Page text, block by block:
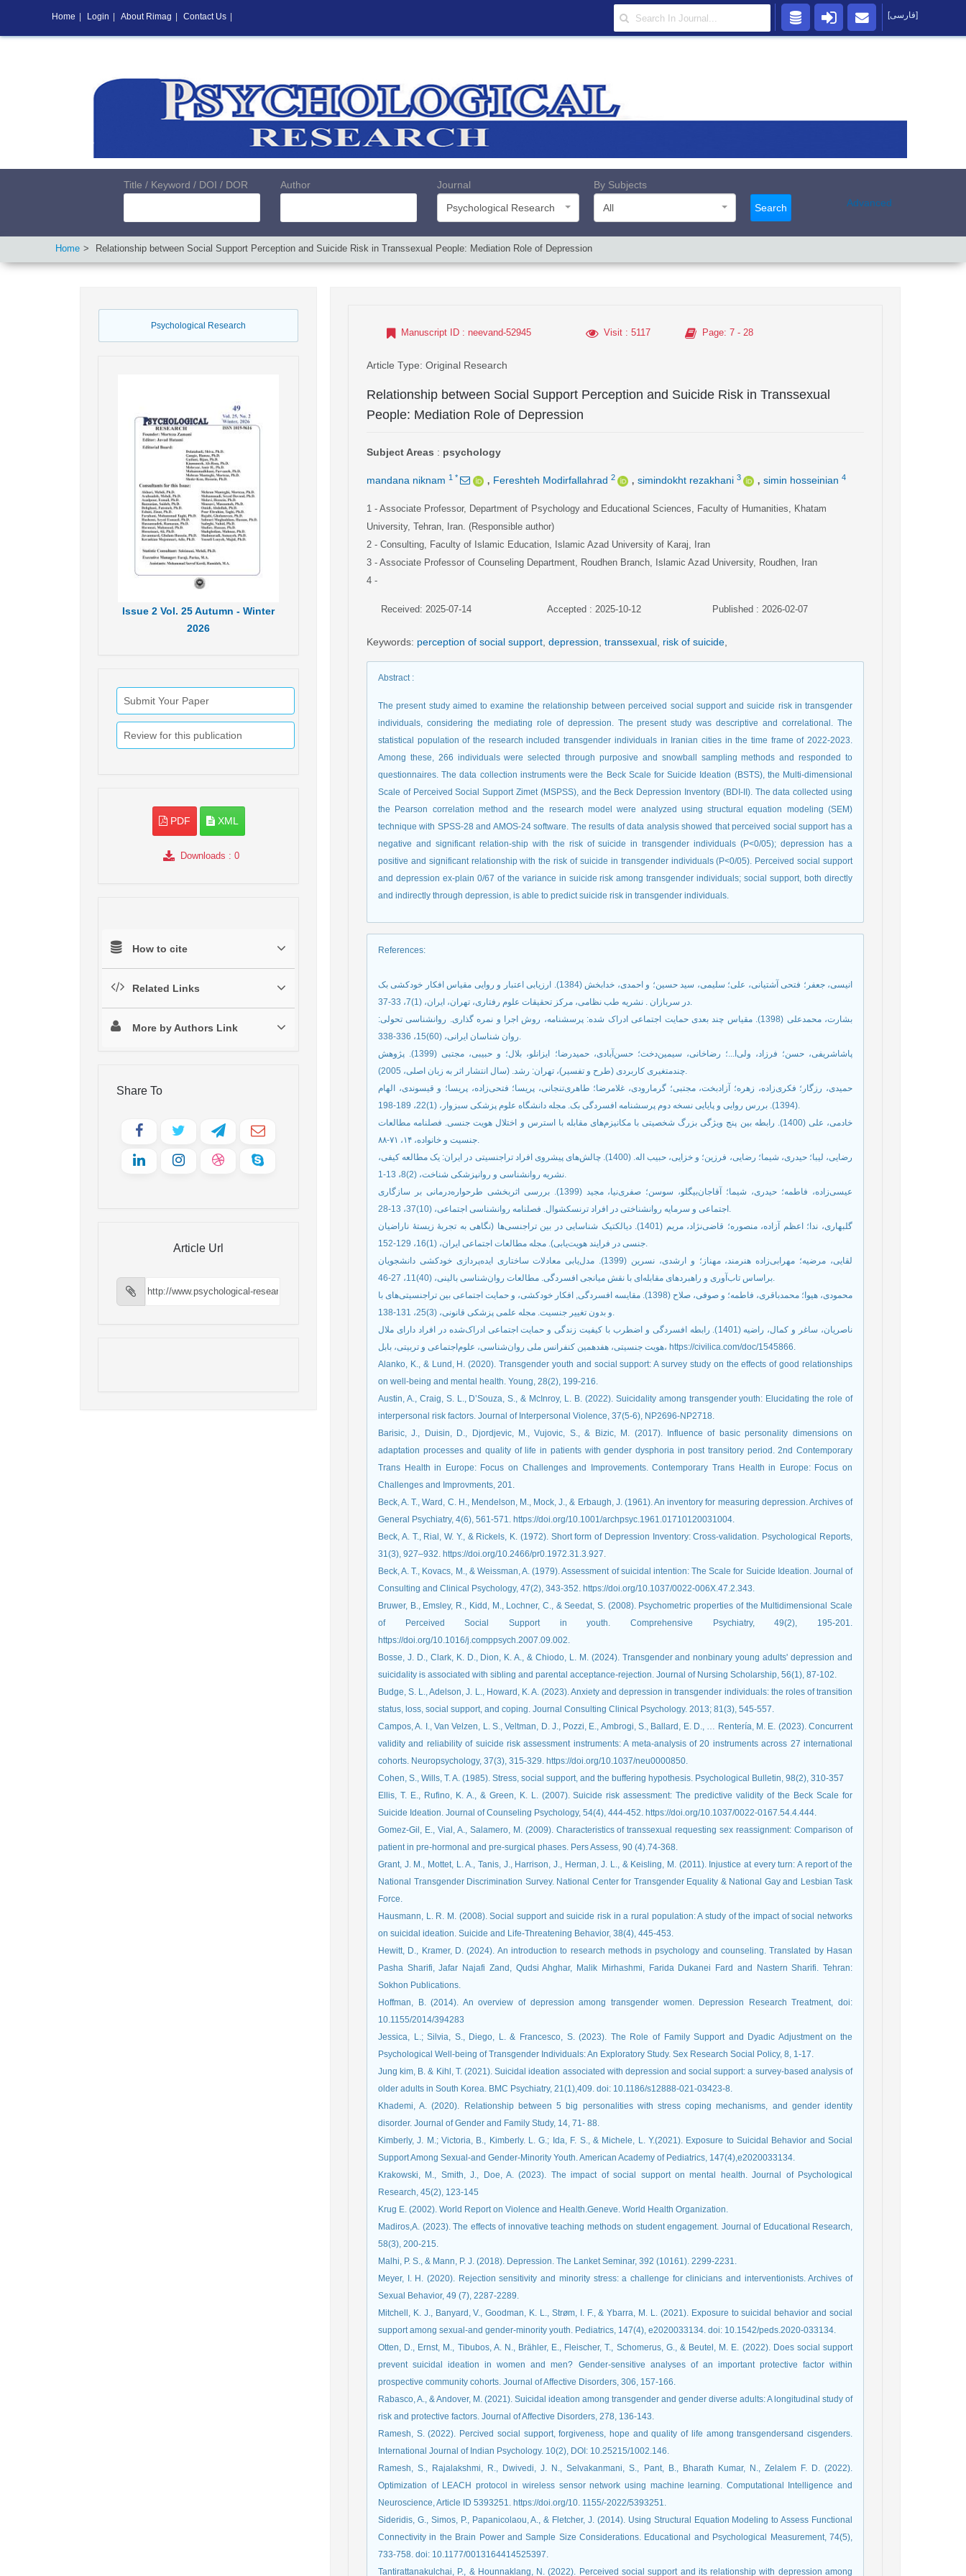
Title / Keyword / DOI / DOR Author
Journal
Psychological Research
By Subjects
All
Search Advanced
Home Relationship between Social Support Perception and Suicide Risk in Transsexual People: Mediation Role of Depression
Psychological Research
Issue 2 Vol. 25Autumn - Winter
2026
Submit Your Paper
Review for this publication
PDF XML
Downloads : 0
How to cite
Related Links
More by Authors Link
Share To
Article Url
Manuscript ID : neevand-52945 Visit: 5117 Page: 7 - 28
Article Type: Original Research
Relationship between Social Support Perception and Suicide Risk in Transsexual
People: Mediation Role of Depression
Subject Areas : psychology
mandana niknam 1 * , Fereshteh Modirfallahrad 2 , simindokht rezakhani 3 , simin hosseinian 4
1 - Associate Professor, Department of Psychology and Educational Sciences, Faculty of Humanities, Khatam
University, Tehran, Iran. (Responsible author)
2 - Consulting, Faculty of Islamic Education, Islamic Azad University of Karaj, Iran
3 - Associate Professor of Counseling Department, Roudhen Branch, Islamic Azad University, Roudhen, Iran
4 -
Received: 2025-07-14 Accepted : 2025-10-12 Published : 2026-02-07
Keywords: perception of social support depression transsexual risk of suicide
Abstract:
The present study aimed to examine the relationship between perceived social support and suicide risk in transgender
individuals, considering the mediating role of depression. The present study was descriptive and correlational. The
statistical population of the research included transgender individuals in Iranian cities in the time frame of 2022-2023.
Among these, 266 individuals were selected through purposive and snowball sampling methods and responded to
questionnaires. The data collection instruments were the Beck Scale for Suicide Ideation (BSTS), the Multi-dimensional
Scale of Perceived Social Support Zimet (MSPSS), and the Beck Depression Inventory (BDI-II). The data collected using
the Pearson correlation method and the research model were analyzed using structural equation modeling (SEM)
technique with SPSS-28 and AMOS-24 software. The results of data analysis showed that perceived social support has a
negative and significant relation-ship with the risk of suicide in transgender individuals (P<0/05); depression has a
positive and significant relationship with the risk of suicide in transgender individuals (P<0/05). Perceived social support
and depression ex-plain 0/67 of the variance in suicide risk among transgender individuals; social support, both directly
and indirectly through depression, is able to predict suicide risk in transgender individuals.
References:
انیسی، جعفر؛ فتحی آشتیانی، علی؛ سلیمی، سید حسین؛ و احمدی، خدابخش (1384). ارزیابی اعتبار و روایی مقیاس افکار خودکشی بک
در سربازان . نشریه طب نظامی، مرکز تحقیقات علوم رفتاری، تهران، ایران، (1)7، 33-37.
بشارت، محمدعلی (1398). مقیاس چند بعدی حمایت اجتماعی ادراک شده: پرسشنامه، روش اجرا و نمره گذاری. روانشناسی تحولی:
روان شناسان ایرانی، (60)15، 336-338.
پاشاشریفی، حسن؛ فرزاد، ولی‌ا...؛ رضاخانی، سیمین‌دخت؛ حسن‌آبادی، حمیدرضا؛ ایزانلو، بلال؛ و حبیبی، مجتبی (1399). پژوهش
چندمتغیری کاربردی (طرح و تفسیر)، تهران: رشد. (سال انتشار اثر به زبان اصلی، 2005).
حمیدی، رزگار؛ فکری‌زاده، زهره؛ آزادبخت، مجتبی؛ گرمارودی، غلامرضا؛ طاهری‌تنجانی، پریسا؛ فتحی‌زاده، پریسا؛ و قیسوندی، الهام
(1394). بررس روایی و پایایی نسخه دوم پرسشنامه افسردگی بک. مجله دانشگاه علوم پزشکی سبزوار، (1)22، 189-198.
خادمی، علی (1400). رابطه بین پنج ویژگی بزرگ شخصیتی با مکانیزم‌های مقابله با استرس و اختلال هویت جنسی. فصلنامه مطالعات
جنسیت و خانواده، ۱۴، ۷۱-۸۸.
رضایی، لیبا؛ حیدری، شیما؛ رضایی، فرزین؛ و خزایی، حبیب اله. (1400). چالش‌های پیشروی افراد تراجنسیتی در ایران: یک مطالعه کیفی،
نشریه روانشناسی و روانپزشکی شناخت، (2)8، 13-1.
عیسی‌زاده، فاطمه؛ حیدری، شیما؛ آقاجان‌بیگلو، سوسن؛ صفری‌نیا، مجید (1399). بررسی اثربخشی طرحواره‌درمانی بر سازگاری
اجتماعی و سرمایه روانشناختی در افراد ترنسکشوال. فصلنامه روانشناسی اجتماعی، (10)37، 13-28.
گلبهاری، ندا؛ اعظم آزاده، منصوره؛ قاضی‌نژاد، مریم (1401). دیالکتیک شناسایی در بین تراجنسی‌‏ها (نگاهی به تجربۀ زیستۀ ناراضیان
جنسی در فرایند هویت‏‌یابی). مجله مطالعات اجتماعی ایران، (1)16، 129-152.
لقایی، مرضیه؛ مهرابی‌زاده هنرمند، مهناز؛ و ارشدی، نسرین (1399). مدل‌یابی معادلات ساختاری ایده‌پردازی خودکشی دانشجویان
براساس تاب‌آوری و راهبردهای مقابله‌ای با نقش میانجی افسردگی. مطالعات روان‌شناسی بالینی، (40)11، 27-46.
محمودی، هیوا؛ محمدباقری، فاطمه؛ و صوفی، صلاح (1398). مقایسه افسردگی, افکار خودکشی، و حمایت اجتماعی بین تراجنسیتی‌های با
و بدون تغییر جنسیت. مجله علمی پزشکی قانونی، (3)25، 131-138.
ناصریان، ساغر و کمال، راضیه (1401). رابطه افسردگی و اضطرب با کیفیت زندگی و حمایت اجتماعی ادراک‌شده در افراد دارای ملال
هویت جنسیتی، هفدهمین کنفرانس ملی روان‌شناسی، علوم‌اجتماعی و تربیتی، بابل، https://civilica.com/doc/1545866.
Alanko, K., & Lund, H. (2020). Transgender youth and social support: A survey study on the effects of good relationships
on well-being and mental health. Young, 28(2), 199-216.
Austin, A., Craig, S. L., D’Souza, S., & McInroy, L. B. (2022). Suicidality among transgender youth: Elucidating the role of
interpersonal risk factors. Journal of Interpersonal Violence, 37(5-6), NP2696-NP2718.
Barisic, J., Duisin, D., Djordjevic, M., Vujovic, S., & Bizic, M. (2017). Influence of basic personality dimensions on
adaptation processes and quality of life in patients with gender dysphoria in post transitory period. 2nd Contemporary
Trans Health in Europe: Focus on Challenges and Improvements. Contemporary Trans Health in Europe: Focus on
Challenges and Improvments, 201.
Beck, A. T., Ward, C. H., Mendelson, M., Mock, J., & Erbaugh, J. (1961). An inventory for measuring depression. Archives of
General Psychiatry, 4(6), 561-571. https://doi.org/10.1001/archpsyc.1961.01710120031004.
Beck, A. T., Rial, W. Y., & Rickels, K. (1972). Short form of Depression Inventory: Cross-validation. Psychological Reports,
31(3), 927–932. https://doi.org/10.2466/pr0.1972.31.3.927.
Beck, A. T., Kovacs, M., & Weissman, A. (1979). Assessment of suicidal intention: The Scale for Suicide Ideation. Journal of
Consulting and Clinical Psychology, 47(2), 343-352. https://doi.org/10.1037/0022-006X.47.2.343.
Bruwer, B., Emsley, R., Kidd, M., Lochner, C., & Seedat, S. (2008). Psychometric properties of the Multidimensional Scale
of Perceived Social Support in youth. Comprehensive Psychiatry, 49(2), 195-201.
https://doi.org/10.1016/j.comppsych.2007.09.002.
Bosse, J. D., Clark, K. D., Dion, K. A., & Chiodo, L. M. (2024). Transgender and nonbinary young adults' depression and
suicidality is associated with sibling and parental acceptance‐rejection. Journal of Nursing Scholarship, 56(1), 87-102.
Budge, S. L., Adelson, J. L., Howard, K. A. (2023). Anxiety and depression in transgender individuals: the roles of transition
status, loss, social support, and coping. Journal Consulting Clinical Psychology. 2013; 81(3), 545-557.
Campos, A. I., Van Velzen, L. S., Veltman, D. J., Pozzi, E., Ambrogi, S., Ballard, E. D., … Rentería, M. E. (2023). Concurrent
validity and reliability of suicide risk assessment instruments: A meta-analysis of 20 instruments across 27 international
cohorts. Neuropsychology, 37(3), 315-329. https://doi.org/10.1037/neu0000850.
Cohen, S., Wills, T. A. (1985). Stress, social support, and the buffering hypothesis. Psychological Bulletin, 98(2), 310-357
Ellis, T. E., Rufino, K. A., & Green, K. L. (2007). Suicide risk assessment: The predictive validity of the Beck Scale for
Suicide Ideation. Journal of Counseling Psychology, 54(4), 444-452. https://doi.org/10.1037/0022-0167.54.4.444.
Gomez-Gil, E., Vial, A., Salamero, M. (2009). Characteristics of transsexual requesting sex reassignment: Comparison of
patient in pre-hormonal and pre-surgical phases. Pers Assess, 90 (4).74-368.
Grant, J. M., Mottet, L. A., Tanis, J., Harrison, J., Herman, J. L., & Keisling, M. (2011). Injustice at every turn: A report of the
National Transgender Discrimination Survey. National Center for Transgender Equality & National Gay and Lesbian Task
Force.
Hausmann, L. R. M. (2008). Social support and suicide risk in a rural population: A study of the impact of social networks
on suicidal ideation. Suicide and Life-Threatening Behavior, 38(4), 445-453.
Hewitt, D., Kramer, D. (2024). An introduction to research methods in psychology and counseling. Translated by Hasan
Pasha Sharifi, Jafar Najafi Zand, Qudsi Ahghar, Malik Mirhashmi, Farida Dukanei Fard and Nastern Sharifi. Tehran:
Sokhon Publications.
Hoffman, B. (2014). An overview of depression among transgender women. Depression Research Treatment, doi:
10.1155/2014/394283
Jessica, L.; Silvia, S., Diego, L. & Francesco, S. (2023). The Role of Family Support and Dyadic Adjustment on the
Psychological Well-being of Transgender Individuals: An Exploratory Study. Sex Research Social Policy, 8, 1-17.
Jung kim, B. & Kihl, T. (2021). Suicidal ideation associated with depression and social support: a survey-based analysis of
older adults in South Korea. BMC Psychiatry, 21(1),409. doi: 10.1186/s12888-021-03423-8.
Khademi, A. (2020). Relationship between 5 big personalities with stress coping mechanisms, and gender identity
disorder. Journal of Gender and Family Study, 14, 71- 88.
Kimberly, J. M.; Victoria, B., Kimberly. L. G.; Ida, F. S., & Michele, L. Y.(2021). Exposure to Suicidal Behavior and Social
Support Among Sexual-and Gender-Minority Youth. American Academy of Pediatrics, 147(4),e2020033134.
Krakowski, M., Smith, J., Doe, A. (2023). The impact of social support on mental health. Journal of Psychological
Research, 45(2), 123-145
Krug E. (2002). World Report on Violence and Health.Geneve. World Health Organization.
Madiros,A. (2023). The effects of innovative teaching methods on student engagement. Journal of Educational Research,
58(3), 200-215.
Malhi, P. S., & Mann, P. J. (2018). Depression. The Lanket Seminar, 392 (10161). 2299-2231.
Meyer, I. H. (2020). Rejection sensitivity and minority stress: a challenge for clinicians and interventionists. Archives of
Sexual Behavior, 49 (7), 2287-2289.
Mitchell, K. J., Banyard, V., Goodman, K. L., Strøm, I. F., & Ybarra, M. L. (2021). Exposure to suicidal behavior and social
support among sexual-and gender-minority youth. Pediatrics, 147(4), e2020033134. doi: 10.1542/peds.2020-033134.
Otten, D., Ernst, M., Tibubos, A. N., Brähler, E., Fleischer, T., Schomerus, G., & Beutel, M. E. (2022). Does social support
prevent suicidal ideation in women and men? Gender-sensitive analyses of an important protective factor within
prospective community cohorts. Journal of Affective Disorders, 306, 157-166.
Rabasco, A., & Andover, M. (2021). Suicidal ideation among transgender and gender diverse adults: A longitudinal study of
risk and protective factors. Journal of Affective Disorders, 278, 136-143.
Ramesh, S. (2022). Percived social support, forgiveness, hope and quality of life among transgendersand cisgenders.
International Journal of Indian Psychology. 10(2), DOI: 10.25215/1002.146.
Ramesh, S., Rajalakshmi, R., Dwivedi, J. N., Selvakanmani, S., Pant, B., Bharath Kumar, N., Zelalem F. D. (2022).
Optimization of LEACH protocol in wireless sensor network using machine learning. Computational Intelligence and
Neuroscience, Article ID 5393251. https://doi.org/10. 1155/-2022/5393251.
Sideridis, G., Simos, P., Papanicolaou, A., & Fletcher, J. (2014). Using Structural Equation Modeling to Assess Functional
Connectivity in the Brain Power and Sample Size Considerations. Educational and Psychological Measurement, 74(5),
733-758. doi: 10.1177/0013164414525397.
Tantirattanakulchai, P., & Hounnaklang, N. (2022). Perceived social support and its relationship with depression among
Home Login About Rimag Contact Us [فارسی]